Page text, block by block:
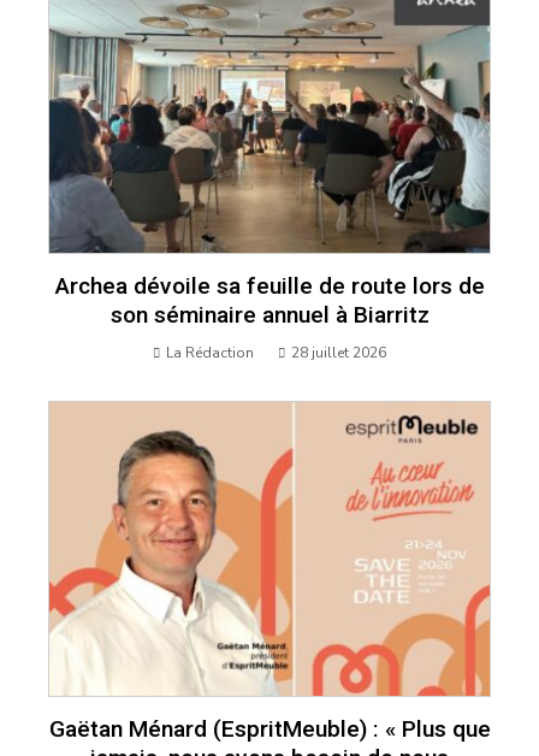
Archea dévoile sa feuille de route lors de
son séminaire annuel à Biarritz
La Rédaction 28 juillet 2026
Gaëtan Ménard (EspritMeuble) : « Plus que